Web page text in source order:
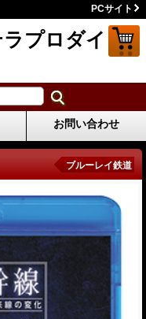
PCサイト
プロダイ
お問い合わせ
ブルーレイ鉄道